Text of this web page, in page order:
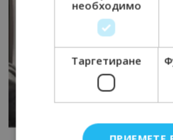
необходимо
Таргетиране